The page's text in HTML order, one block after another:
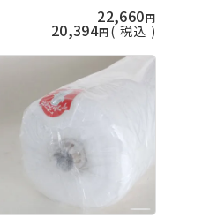
22,660
20,394 税込